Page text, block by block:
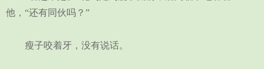
他，“还有同伙吗？”
瘦子咬着牙，没有说话。